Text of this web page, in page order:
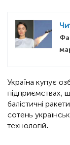
Україна купує
підприємствах,
балістичні
сотень
технологій.